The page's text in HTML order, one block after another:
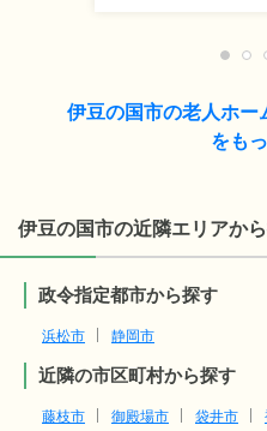
伊豆の国市の老人ホー
をも
伊豆の国市の近隣エリアか
政令指定都市から探す
浜松市 静岡市
近隣の市区町村から探す
藤枝市 御殿場市 袋井市